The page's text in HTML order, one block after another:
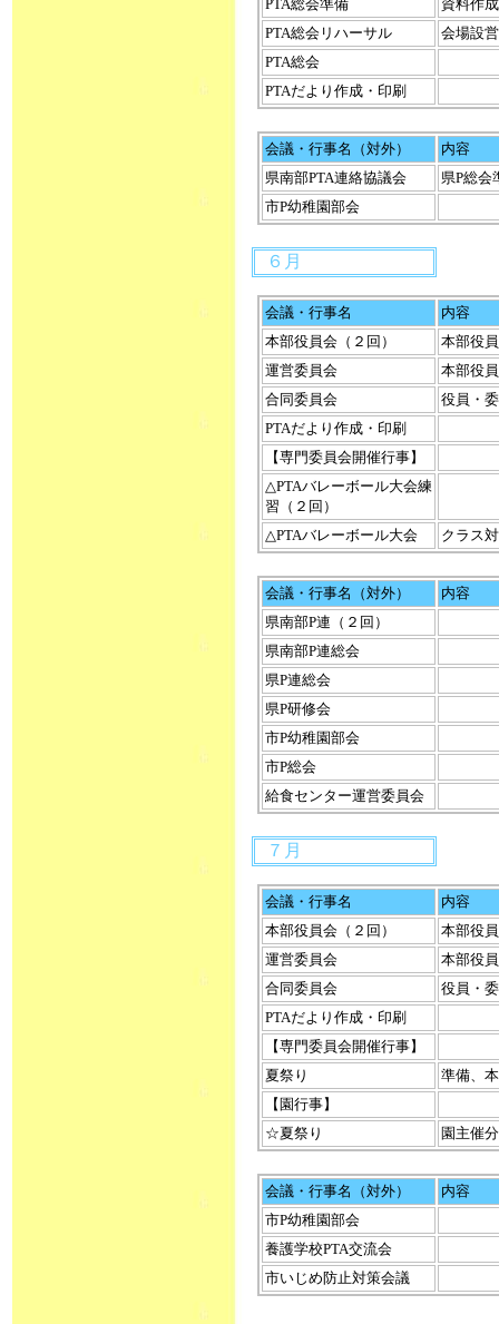
PTA総会準備
資料作
PTA総会リハーサル
会場設
PTA総会
PTAだより作成・印刷
会議・行事名（対外）
内容
県南部PTA連絡協議会
県P総会
市P幼稚園部会
６月
会議・行事名
内容
本部役員会（２回）
本部役
運営委員会
本部役
合同委員会
役員・
PTAだより作成・印刷
【専門委員会開催行事】
△PTAバレーボール大会練
習（２回）
△PTAバレーボール大会
クラス
会議・行事名（対外）
内容
県南部P連（２回）
県南部P連総会
県P連総会
県P研修会
市P幼稚園部会
市P総会
給食センター運営委員会
７月
会議・行事名
内容
本部役員会（２回）
本部役
運営委員会
本部役
合同委員会
役員・
PTAだより作成・印刷
【専門委員会開催行事】
夏祭り
準備、
【園行事】
☆夏祭り
園主催
会議・行事名（対外）
内容
市P幼稚園部会
養護学校PTA交流会
市いじめ防止対策会議